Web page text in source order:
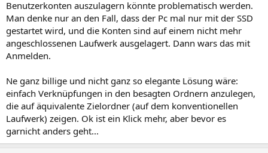
Benutzerkonten auszulagern könnte problematisch werden.
Man denke nur an den Fall, dass der Pc mal nur mit der SSD
gestartet wird, und die Konten sind auf einem nicht mehr
angeschlossenen Laufwerk ausgelagert. Dann wars das mit
Anmelden.
Ne ganz billige und nicht ganz so elegante Lösung wäre:
einfach Verknüpfungen in den besagten Ordnern anzulegen,
die auf äquivalente Zielordner (auf dem konventionellen
Laufwerk) zeigen. Ok ist ein Klick mehr, aber bevor es
garnicht anders geht...